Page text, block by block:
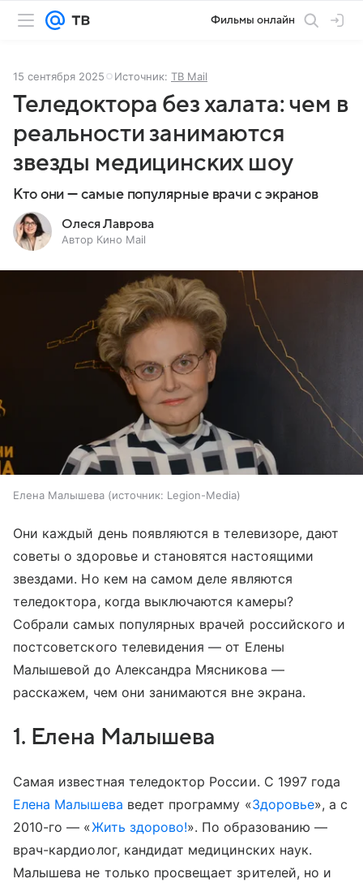
Фильмы онлайн
15 сентября 2025 Источник: ТВ Mail
Теледоктора без халата: чем в
реальности занимаются
звезды медицинских шоу
Кто они — самые популярные врачи с экранов
Олеся Лаврова
Автор Кино Mail
Елена Малышева источник: Legion-Media
Они каждый день появляются в телевизоре, дают
советы о здоровье и становятся настоящими
звездами. Но кем на самом деле являются
теледоктора, когда выключаются камеры?
Собрали самых популярных врачей российского и
постсоветского телевидения — от Елены
Малышевой до Александра Мясникова —
расскажем, чем они занимаются вне экрана.
1. Елена Малышева
Самая известная теледоктор России. С 1997 года
Елена Малышева ведет программу «Здоровье», а с
2010-го — «Жить здорово!». По образованию —
врач-кардиолог, кандидат медицинских наук.
Малышева не только просвещает зрителей, но и